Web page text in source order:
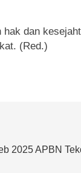
dan
(Red.)
2025 APBN